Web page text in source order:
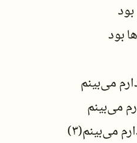
بود
می‌بینم
می‌بینم
می‌بینم(3)